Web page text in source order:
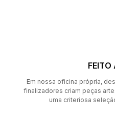
FEITO
Em nossa oficina própria,
finalizadores criam peças
uma criteriosa